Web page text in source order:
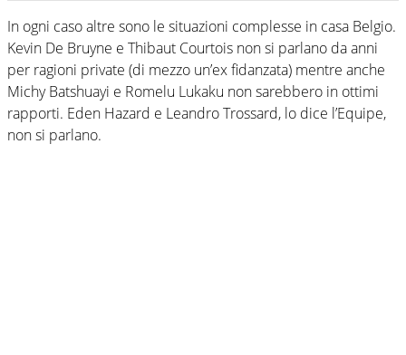
In ogni caso altre sono le situazioni complesse in casa Belgio.
Kevin De Bruyne e Thibaut Courtois non si parlano da anni
per ragioni private (di mezzo un’ex fidanzata) mentre anche
Michy Batshuayi e Romelu Lukaku non sarebbero in ottimi
rapporti. Eden Hazard e Leandro Trossard, lo dice l’Equipe,
non si parlano.